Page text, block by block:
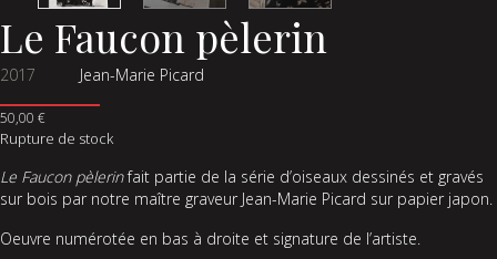
Le Faucon pèlerin
2017 Jean-Marie Picard
50,00 €
Rupture de stock
Le Faucon pèlerinfait partie de la série d’oiseaux dessinés et gravés
sur bois par notre maître graveur Jean-Marie Picard sur papier japon.
Oeuvre numérotée en bas à droite et signature de l’artiste.